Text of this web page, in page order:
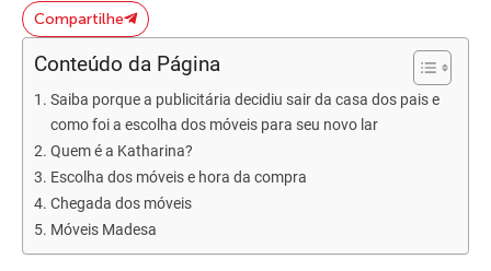
Compartilhe
Conteúdo da Página
Saiba porque a publicitária decidiu sair da casa dos pais e
como foi a escolha dos móveis para seu novo lar
Quem é a Katharina?
Escolha dos móveis e hora da compra
Chegada dos móveis
Móveis Madesa